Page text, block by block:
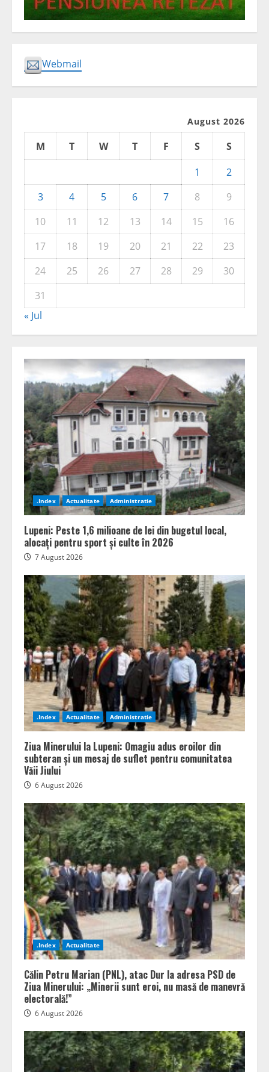
Webmail
August 2026
M T W T F S
S
1
2
3
4 5 6 7 8
9
10
11 12 13 14 15
16
17
18 19 20 21 22
23
24
25 26 27 28 29
30
31
« Jul
.Index Actualitate Administratie
Lupeni: Peste 1,6 milioane de lei din bugetul local,
alocați pentru sport și culte în 2026
7 August 2026
.Index Actualitate Administratie
Ziua Minerului la Lupeni: Omagiu adus eroilor din
subteran și un mesaj de suflet pentru comunitatea
Văii Jiului
6 August 2026
.Index Actualitate
Călin Petru Marian (PNL), atac Dur la adresa PSD de
Ziua Minerului: „Minerii sunt eroi, nu masă de manevră
electorală!”
6 August 2026